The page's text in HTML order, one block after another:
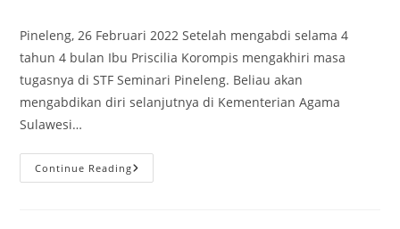
Pineleng, 26 Februari 2022 Setelah mengabdi selama 4
tahun 4 bulan Ibu Priscilia Korompis mengakhiri masa
tugasnya di STF Seminari Pineleng. Beliau akan
mengabdikan diri selanjutnya di Kementerian Agama
Sulawesi…
Continue ReadingPisah
Sambut